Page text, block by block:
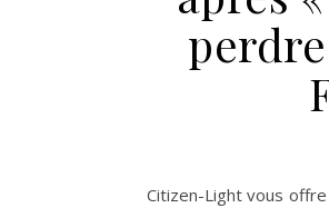
Citizen-Light vous offre